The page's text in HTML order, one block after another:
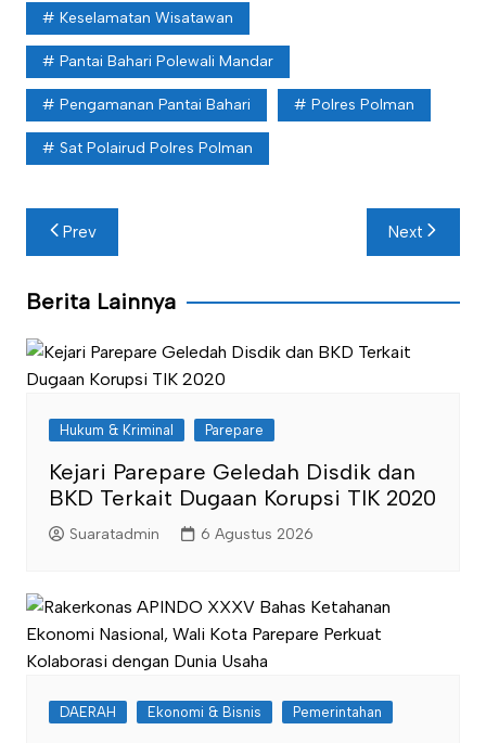
Keselamatan Wisatawan
Pantai Bahari Polewali Mandar
Pengamanan Pantai Bahari Polres Polman
Sat Polairud Polres Polman
Navigasi
pos
Prev Next
Berita Lainnya
Hukum & Kriminal Parepare
Kejari Parepare Geledah Disdik dan
BKD Terkait Dugaan Korupsi TIK 2020
Suaratadmin 6 Agustus 2026
DAERAH Ekonomi & Bisnis Pemerintahan